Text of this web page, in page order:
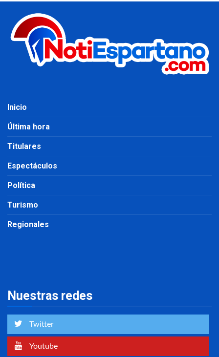
Inicio
Última hora
Titulares
Espectáculos
Política
Turismo
Regionales
Nuestras redes
Twitter
Youtube